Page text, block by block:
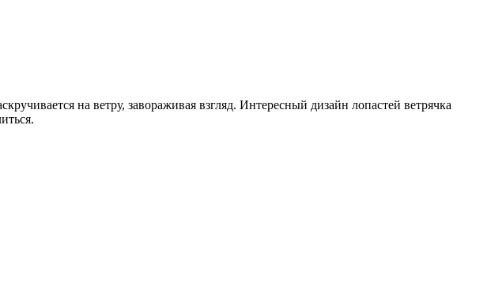
на ветру, завораживая взгляд. Интересный дизайн лопастей ветрячка